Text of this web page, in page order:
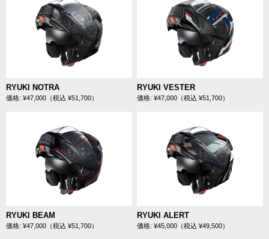
RYUKI NOTRA
価格: ¥47,000（税込 ¥51,700）
RYUKI VESTER
価格: ¥47,000（税込 ¥51,700）
RYUKI BEAM
価格: ¥47,000（税込 ¥51,700）
RYUKI ALERT
価格: ¥45,000（税込 ¥49,500）